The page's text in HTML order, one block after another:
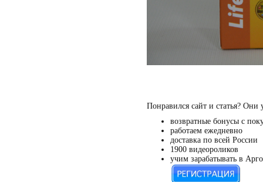
Понравился сайт и статья? Они
возвратные бонусы с
работаем ежедневно
доставка по всей России
1900 видеороликов
учим зарабатывать в Арго